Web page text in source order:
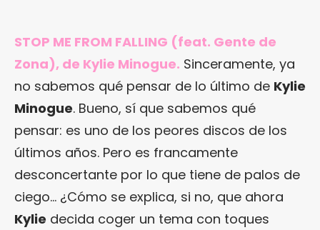
STOP ME FROM FALLING (feat. Gente de
Zona), de Kylie Minogue. Sinceramente, ya
no sabemos qué pensar de lo último de Kylie
Minogue. Bueno, sí que sabemos qué
pensar: es uno de los peores discos de los
últimos años. Pero es francamente
desconcertante por lo que tiene de palos de
ciego… ¿Cómo se explica, si no, que ahora
Kylie decida coger un tema con toques